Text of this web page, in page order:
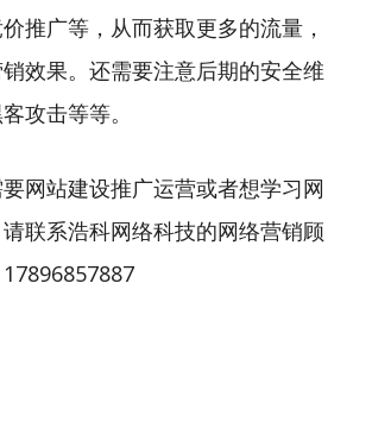
推广等，从而获取更多的流量，
效果。还需要注意后期的安全维
攻击等等。
网站建设推广运营或者想学习网
联系浩科网络科技的网络营销顾